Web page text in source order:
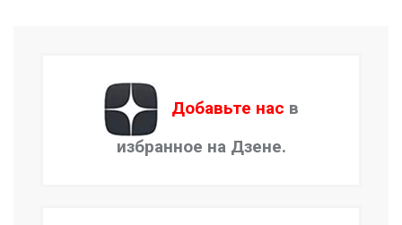
Добавьте нас в
избранное на Дзене.